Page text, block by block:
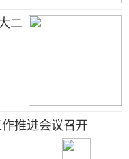
二
推进会议召开